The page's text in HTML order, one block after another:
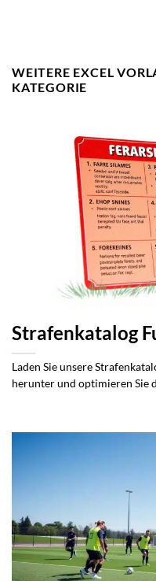
WEITERE EXCEL
KATEGORIE
Strafenkatalog
Laden Sie unsere
herunter und optimieren Sie